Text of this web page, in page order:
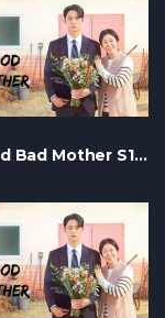
The Good Bad Mother S1 – Epizoda 04